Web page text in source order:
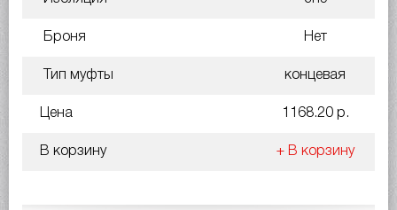
Броня Нет
Тип муфты концевая
Цена 1168.20 р.
В корзину + В корзину